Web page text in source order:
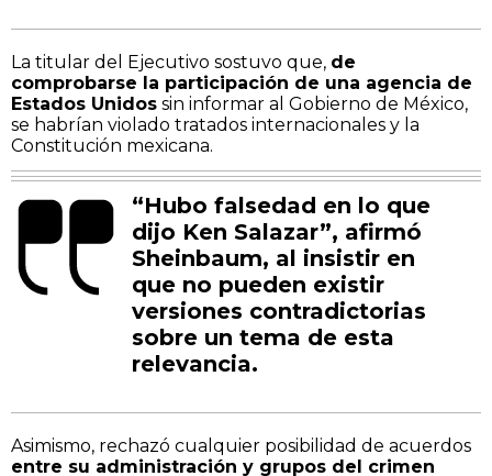
La titular del Ejecutivo sostuvo que, de
comprobarse la participación de una agencia de
Estados Unidos sin informar al Gobierno de México,
se habrían violado tratados internacionales y la
Constitución mexicana.
“Hubo falsedad en lo que
dijo Ken Salazar”, afirmó
Sheinbaum, al insistir en
que no pueden existir
versiones contradictorias
sobre un tema de esta
relevancia.
Asimismo, rechazó cualquier posibilidad de acuerdos
entre su administración y grupos del crimen